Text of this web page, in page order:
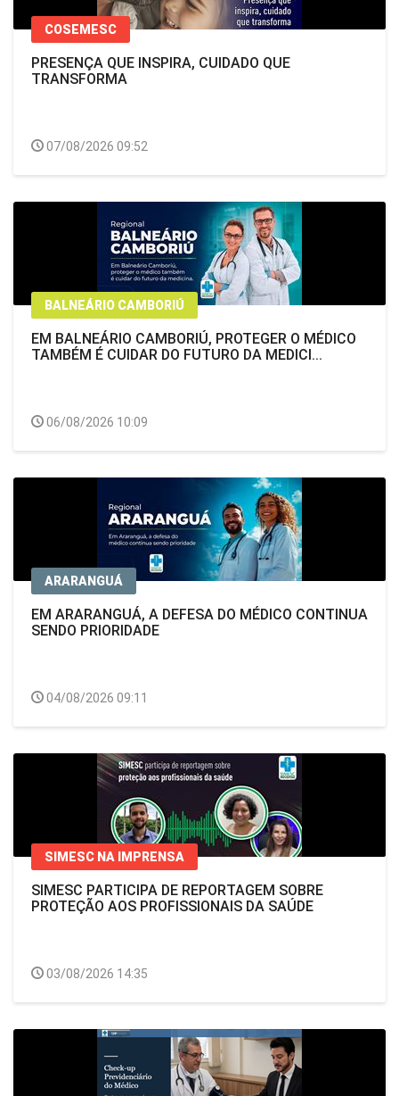
COSEMESC
PRESENÇA QUE INSPIRA, CUIDADO QUE
TRANSFORMA
07/08/2026 09:52
BALNEÁRIO CAMBORIÚ
EM BALNEÁRIO CAMBORIÚ, PROTEGER O MÉDICO
TAMBÉM É CUIDAR DO FUTURO DA MEDICI...
06/08/2026 10:09
ARARANGUÁ
EM ARARANGUÁ, A DEFESA DO MÉDICO CONTINUA
SENDO PRIORIDADE
04/08/2026 09:11
SIMESC NA IMPRENSA
SIMESC PARTICIPA DE REPORTAGEM SOBRE
PROTEÇÃO AOS PROFISSIONAIS DA SAÚDE
03/08/2026 14:35